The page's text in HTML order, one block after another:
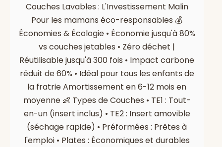
Couches Lavables : L'Investissement Malin
Pour les mamans éco-responsables 💰
Économies & Écologie • Économie jusqu'à 80%
vs couches jetables • Zéro déchet |
Réutilisable jusqu'à 300 fois • Impact carbone
réduit de 60% • Idéal pour tous les enfants de
la fratrie Amortissement en 6-12 mois en
moyenne 👶 Types de Couches • TE1 : Tout-
en-un (insert inclus) • TE2 : Insert amovible
(séchage rapide) • Préformées : Prêtes à
l'emploi • Plates : Économiques et durables